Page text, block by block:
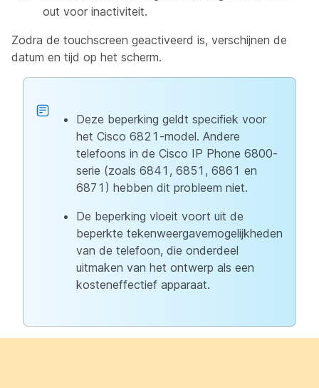
out voor inactiviteit.
Zodra de touchscreen geactiveerd is, verschijnen de
datum en tijd op het scherm.
Deze beperking geldt specifiek voor
het Cisco 6821-model. Andere
telefoons in de Cisco IP Phone 6800-
serie (zoals 6841, 6851, 6861 en
6871) hebben dit probleem niet.
De beperking vloeit voort uit de
beperkte tekenweergavemogelijkheden
van de telefoon, die onderdeel
uitmaken van het ontwerp als een
kosteneffectief apparaat.